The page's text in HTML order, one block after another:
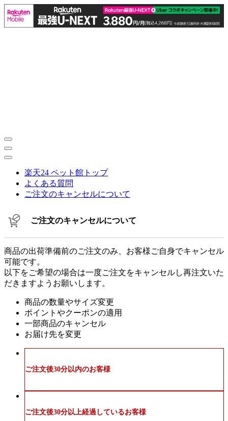
楽天24 ペット館トップ
よくある質問
ご注文のキャンセルについて
ご注文のキャンセルについて
商品の出荷準備前のご注文のみ、お客様ご自身でキャンセル
可能です。
以下をご希望の場合は一度ご注文をキャンセルし再注文いた
だきますようお願いします。
商品の数量やサイズ変更
ポイントやクーポンの適用
一部商品のキャンセル
お届け先を変更
ご注文後30分以内のお客様
ご注文後30分以上経過しているお客様